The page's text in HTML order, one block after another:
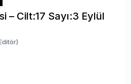
– Cilt:17 Sayı:3 Eylül